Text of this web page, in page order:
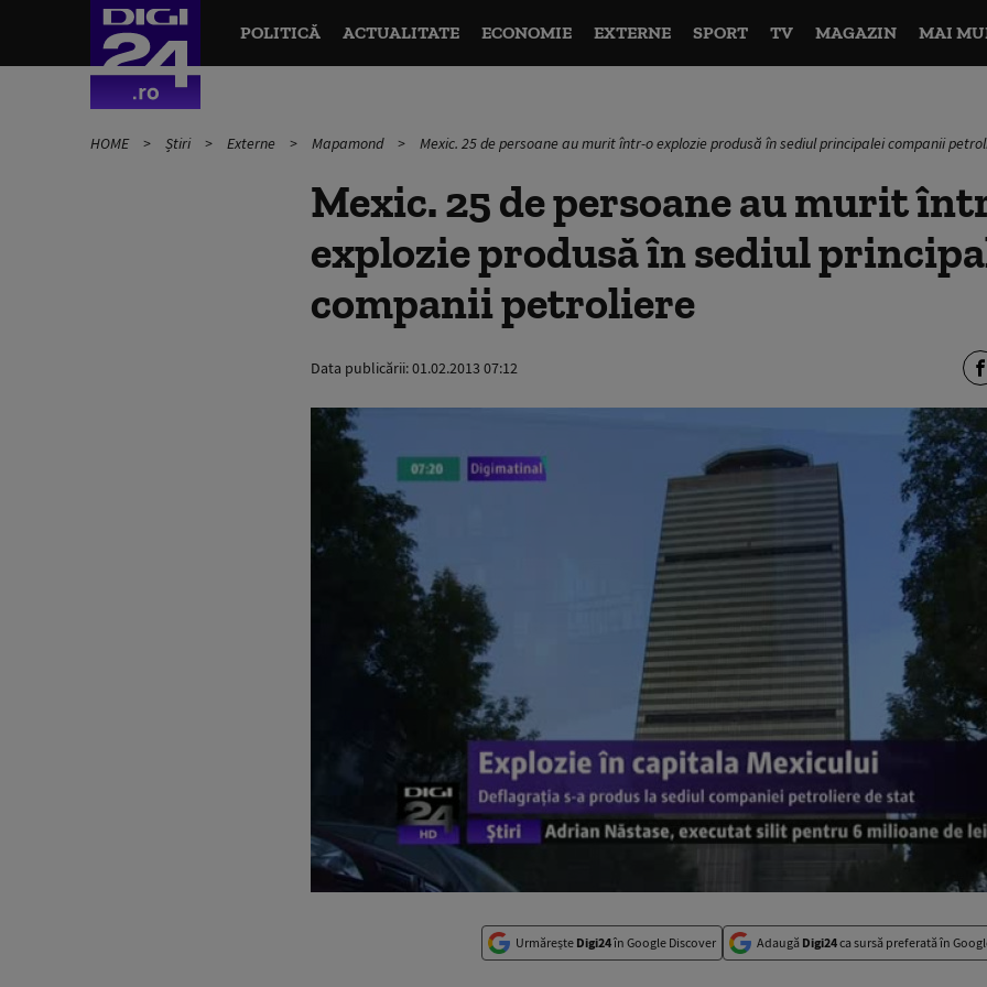
POLITICĂ ACTUALITATE ECONOMIE EXTERNE SPORT TV MAGAZIN MAI
HOME Știri Externe Mapamond Mexic. 25 de persoane au murit într-o explozie produsă în sediul principalei companii
Mexic. 25 de persoane au murit
explozie produsă în sediul
companii petroliere
Data publicării:01.02.2013 07:12
Urmărește Digi24în Google Discover Adaugă Digi24ca sursă preferată în